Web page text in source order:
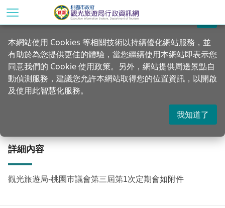
到
首頁 資訊公開 施政成果
桃園市議會第三屆第1次定期會-觀光旅遊局
詳細內容
觀光旅遊局-桃園市議會第三屆第1次定期會如附件
關閉
本網站使用 Cookies 等相關技術以持續優化網站服務，並
有助於為您提供更佳的體驗，當您繼續使用本網站即表示您
同意我們的 Cookie 使用政策。另外，網站提供周邊景點自
動偵測服務，建議您允許本網站取得您的位置資訊，以開啟
及使用此智慧化服務。
我知道了